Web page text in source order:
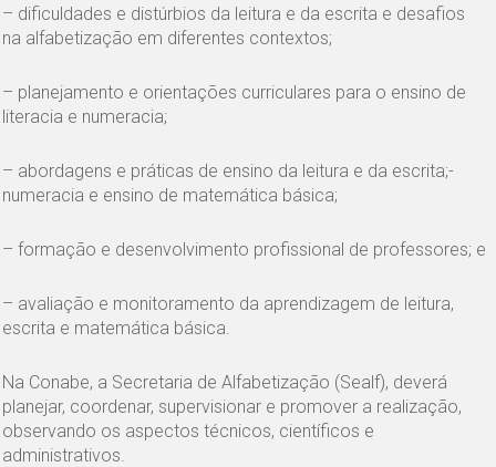
– dificuldades e distúrbios da leitura e da escrita e desafios
na alfabetização em diferentes contextos;
– planejamento e orientações curriculares para o ensino de
literacia e numeracia;
– abordagens e práticas de ensino da leitura e da escrita;-
numeracia e ensino de matemática básica;
– formação e desenvolvimento profissional de professores; e
– avaliação e monitoramento da aprendizagem de leitura,
escrita e matemática básica.
Na Conabe, a Secretaria de Alfabetização (Sealf), deverá
planejar, coordenar, supervisionar e promover a realização,
observando os aspectos técnicos, científicos e
administrativos.